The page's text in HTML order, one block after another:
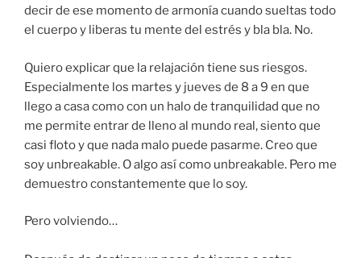
decir de ese momento de armonía cuando sueltas todo
el cuerpo y liberas tu mente del estrés y bla bla. No.
Quiero explicar que la relajación tiene sus riesgos.
Especialmente los martes y jueves de 8 a 9 en que
llego a casa como con un halo de tranquilidad que no
me permite entrar de lleno al mundo real, siento que
casi floto y que nada malo puede pasarme. Creo que
soy unbreakable. O algo así como unbreakable. Pero me
demuestro constantemente que lo soy.
Pero volviendo…